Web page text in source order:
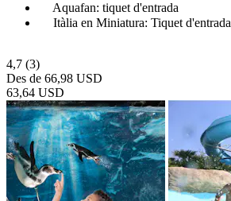
Aquafan: tiquet d'entrada
Itàlia en Miniatura: Tiquet d'entrada
4,7 (3)
Des de 66,98 USD
63,64 USD